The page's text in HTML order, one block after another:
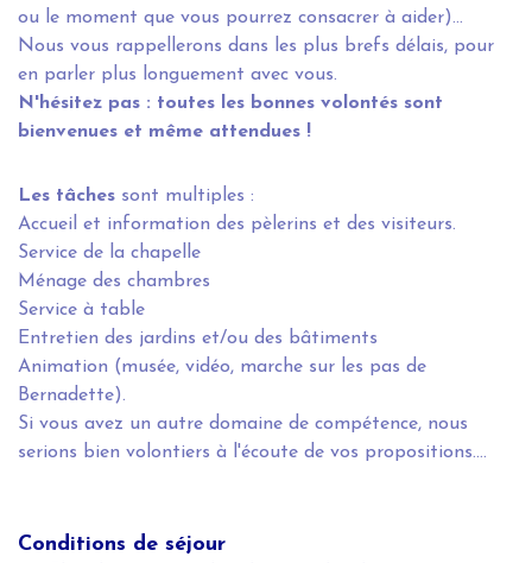
ou le moment que vous pourrez consacrer à aider)...
Nous vous rappellerons dans les plus brefs délais, pour
en parler plus longuement avec vous.
N'hésitez pas : toutes les bonnes volontés sont
bienvenues et même attendues !
Les tâches sont multiples :
Accueil et information des pèlerins et des visiteurs.
Service de la chapelle
Ménage des chambres
Service à table
Entretien des jardins et/ou des bâtiments
Animation (musée, vidéo, marche sur les pas de
Bernadette).
Si vous avez un autre domaine de compétence, nous
serions bien volontiers à l'écoute de vos propositions....
Conditions de séjour